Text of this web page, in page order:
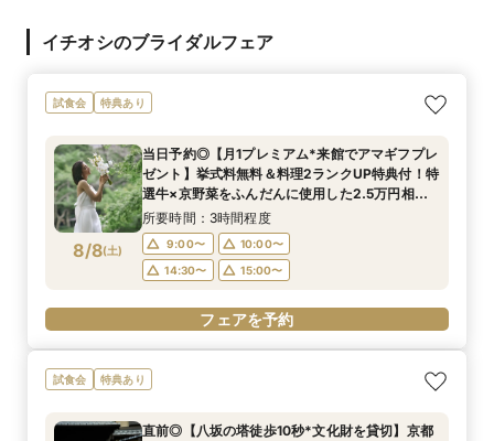
イチオシのブライダルフェア
試食会 特典あり
8/8(土)
当日予約◎【月1プレミアム*来館でアマギフプレ
ゼント】挙式料無料＆料理2ランクUP特典付！特
選牛×京野菜をふんだんに使用した2.5万円相当
の豪華4品ハーフコース無料試食付◎初めての見
学にオススメ◎
所要時間：3時間程度
9:00〜
10:00〜
14:30〜
15:00〜
フェアを予約
試食会 特典あり
直前◎【八坂の塔徒歩10秒*文化財を貸切】京都